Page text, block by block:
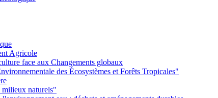
Agricole
face aux Changements globaux
des Écosystèmes et Forêts Tropicales"
naturels"